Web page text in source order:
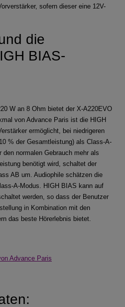
sofern dieser eine 12V-
die
BIAS-
W an 8 Ohm bietet der X-A220EVO
von Advance Paris ist die HIGH
ermöglicht, bei niedrigeren
% der Gesamtleistung) als Class-A-
normalen Gebrauch mehr als
benötigt wird, schaltet der
AB um. Audiophile schätzen die
A-Modus. HIGH BIAS kann auf
werden, so dass der Benutzer
in Kombination mit den
das beste Hörerlebnis bietet.
Advance Paris